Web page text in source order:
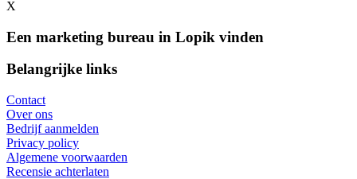
X
Een marketing bureau in Lopik vinden
Belangrijke links
Contact
Over ons
Bedrijf aanmelden
Privacy policy
Algemene voorwaarden
Recensie achterlaten